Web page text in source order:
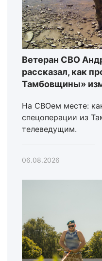
Ветеран СВО
рассказал, как
Тамбовщины»
На СВОем месте:
спецоперации из
телеведущим.
06.08.2026